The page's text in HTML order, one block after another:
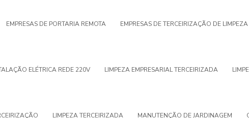
EMPRESAS DE PORTARIA REMOTA EMPRESAS DE TERCEIRIZAÇÃO DE LIMPEZA
ELÉTRICA REDE 220V LIMPEZA EMPRESARIAL TERCEIRIZADA
LIMPEZA TERCEIRIZADA MANUTENÇÃO DE JARDINAGEM